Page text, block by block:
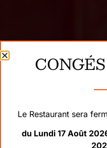
Le Restaurant sera
du Lundi 17 Août